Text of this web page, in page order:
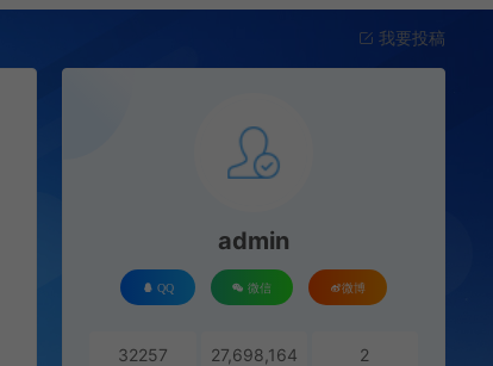
我要投稿
admin
QQ 微信 微博
32257 27,698,164 2